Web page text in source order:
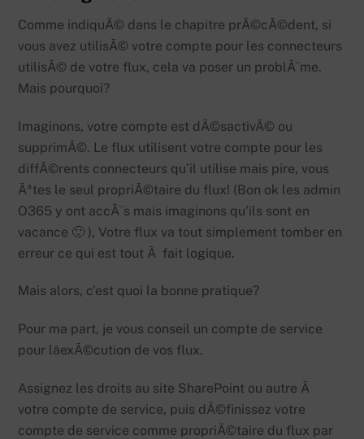
Comme indiquÃ© dans le chapitre prÃ©cÃ©dent, si
vous avez utilisÃ© votre compte pour les connecteurs
utilisÃ© de votre flux, cela va poser un problÃ¨me.
Mais pourquoi?
Imaginons, votre compte est dÃ©sactivÃ© ou
supprimÃ©. Le flux utilisent votre compte pour les
diffÃ©rents connecteurs qu’il utilise mais pire, vous
Ãªtes le seul propriÃ©taire du flux! (Bon ok les admin
O365 y ont accÃ¨s mais imaginons qu’ils sont en
vacance 🙂 ), Votre flux va tout simplement tomber en
erreur ce qui est tout Ã fait logique.
Mais alors, c’est quoi la bonne pratique?
Pour ma part, je vous conseil un compte de service
pour lâexÃ©cution de vos flux.
Assignez les droits au site SharePoint ou autre Ã
votre compte de service, puis dÃ©finissez votre
compte de service comme propriÃ©taire du flux par